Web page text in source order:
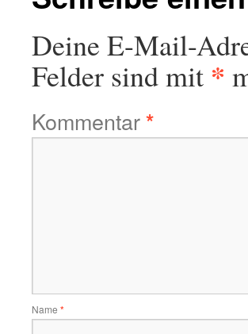
Deine E-Mail-
Felder sind mit *
Kommentar*
Name *